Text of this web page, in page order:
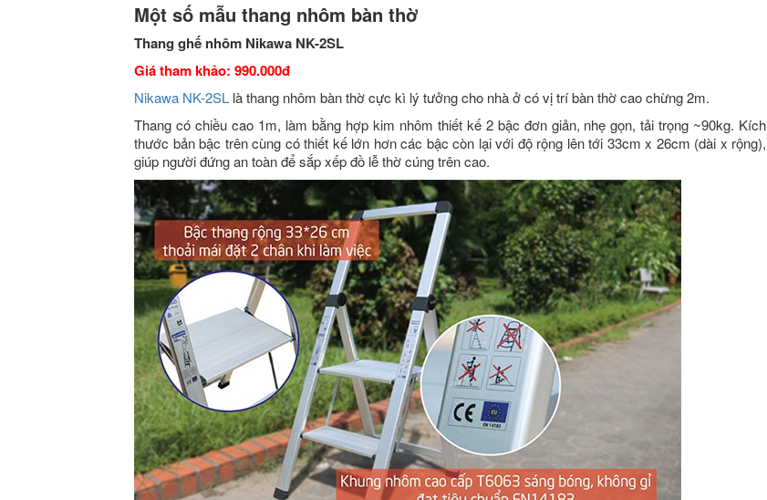
Một số mẫu thang nhôm bàn thờ
Thang ghế nhôm Nikawa NK-2SL
Giá tham khảo: 990.000đ
Nikawa NK-2SL là thang nhôm bàn thờ cực kì lý tưởng cho nhà ở có vị trí bàn thờ cao chừng 2m.
Thang có chiều cao 1m, làm bằng hợp kim nhôm thiết kế 2 bậc đơn giản, nhẹ gọn, tải trọng ~90kg. Kích
thước bản bậc trên cùng có thiết kế lớn hơn các bậc còn lại với độ rộng lên tới 33cm x 26cm (dài x rộng),
giúp người đứng an toàn để sắp xếp đồ lễ thờ cúng trên cao.